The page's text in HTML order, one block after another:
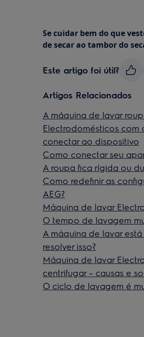
Se cuidar bem do que
de secar ao tambor do
Este artigo foi útil?
Artigos Relacionados
A máquina de lavar
Electrodomésticos
conectar ao dispositivo
Como conectar seu
A roupa fica rígida ou
Como redefinir as
AEG?
Máquina de lavar
O tempo de lavagem
A máquina de lavar
resolver isso?
Máquina de lavar
centrifugar – causas e
O ciclo de lavagem é